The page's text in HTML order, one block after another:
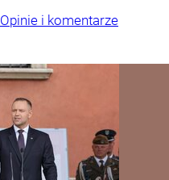
Opinie i komentarze